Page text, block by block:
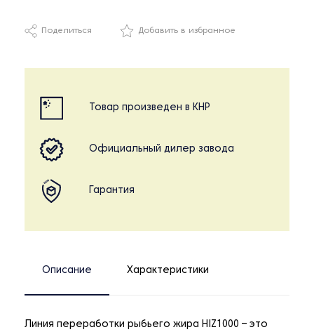
Поделиться Добавить в избранное
Товар произведен в КНР
Официальный дилер завода
Гарантия
Описание Характеристики
Линия переработки рыбьего жира HIZ1000 – это